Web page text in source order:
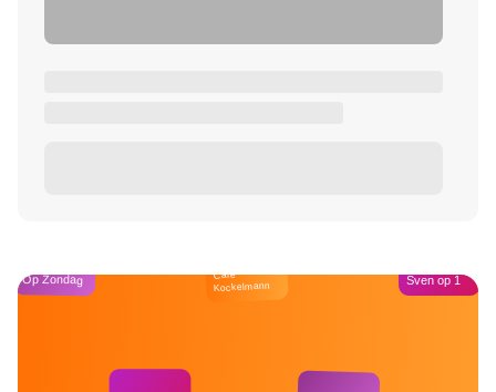
Op Zondag Café
Kockelmann Sven op 1